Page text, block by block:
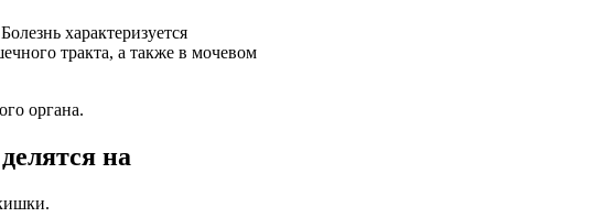
характеризуется
тракта, а также в мочевом
органа.
на